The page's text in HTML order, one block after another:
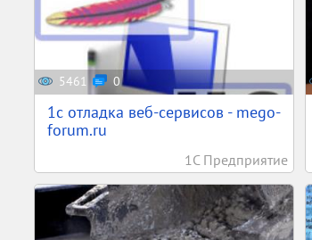
5461 0
1c отладка веб-сервисов - mego-
forum.ru
1С Предприятие